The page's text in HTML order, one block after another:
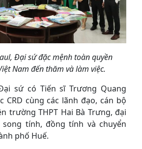
Đại sứ đặc mệnh toàn quyền
Nam đến thăm và làm việc.
sứ có Tiến sĩ Trương Quang
CRD cùng các lãnh đạo, cán bộ
trường THPT Hai Bà Trưng, đại
tính, đồng tính và chuyển
phố Huế.